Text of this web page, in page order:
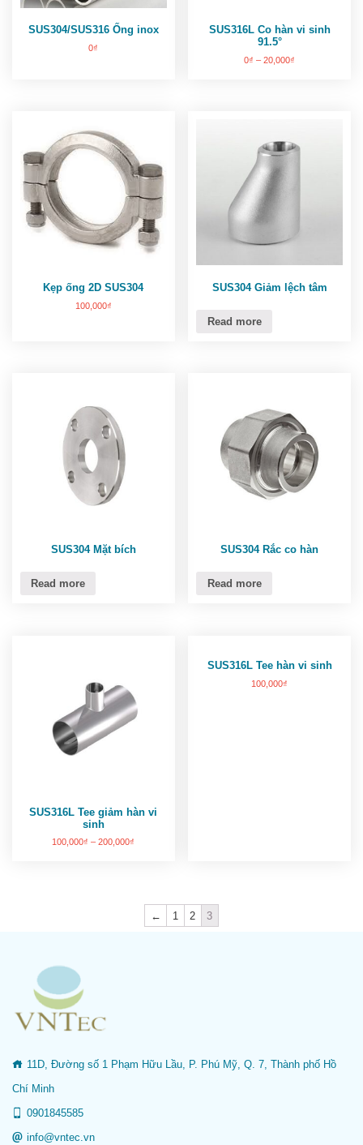
SUS304/SUS316 Ống inox
0₫
SUS316L Co hàn vi sinh
91.5°
0₫ –20,000₫
Kẹp ống 2D SUS304
100,000₫
SUS304 Giảm lệch tâm
Read more
SUS304 Mặt bích
Read more
SUS304 Rắc co hàn
Read more
SUS316L Tee giảm hàn vi
sinh
100,000₫ –200,000₫
SUS316L Tee hàn vi sinh
100,000₫
← 1 2 3
11D, Đường số 1 Phạm Hữu Lầu, P. Phú Mỹ, Q. 7, Thành phố Hồ
Chí Minh
0901845585
info@vntec.vn